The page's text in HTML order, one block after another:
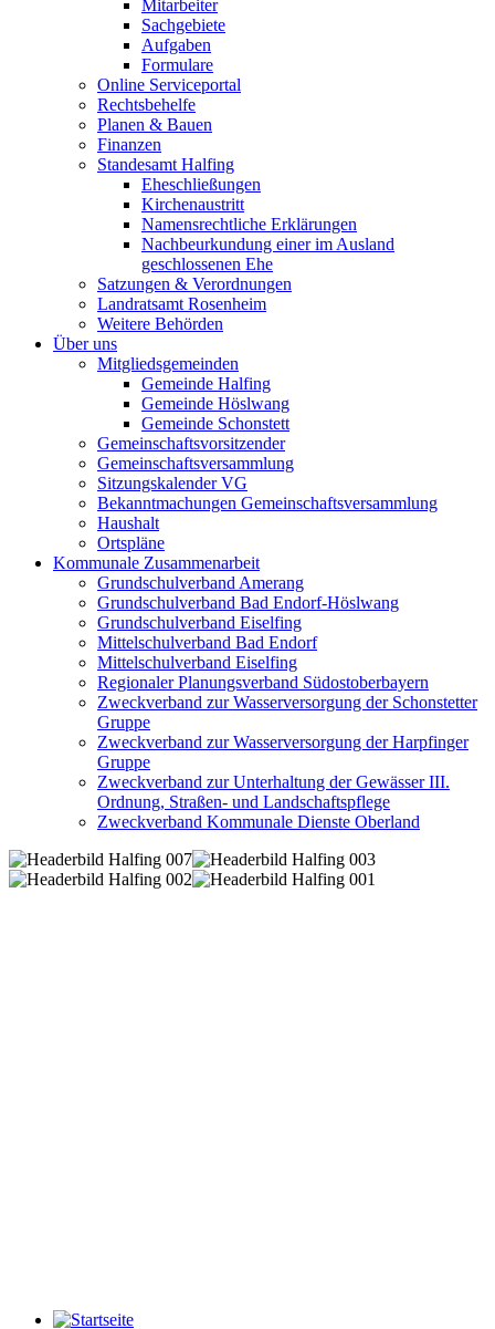
Mitarbeiter
Sachgebiete
Aufgaben
Formulare
Online Serviceportal
Rechtsbehelfe
Planen & Bauen
Finanzen
Standesamt Halfing
Eheschließungen
Kirchenaustritt
Namensrechtliche Erklärungen
Nachbeurkundung einer im Ausland
geschlossenen Ehe
Satzungen & Verordnungen
Landratsamt Rosenheim
Weitere Behörden
Über uns
Mitgliedsgemeinden
Gemeinde Halfing
Gemeinde Höslwang
Gemeinde Schonstett
Gemeinschaftsvorsitzender
Gemeinschaftsversammlung
Sitzungskalender VG
Bekanntmachungen Gemeinschaftsversammlung
Haushalt
Ortspläne
Kommunale Zusammenarbeit
Grundschulverband Amerang
Grundschulverband Bad Endorf-Höslwang
Grundschulverband Eiselfing
Mittelschulverband Bad Endorf
Mittelschulverband Eiselfing
Regionaler Planungsverband Südostoberbayern
Zweckverband zur Wasserversorgung der Schonstetter
Gruppe
Zweckverband zur Wasserversorgung der Harpfinger
Gruppe
Zweckverband zur Unterhaltung der Gewässer III.
Ordnung, Straßen- und Landschaftspflege
Zweckverband Kommunale Dienste Oberland